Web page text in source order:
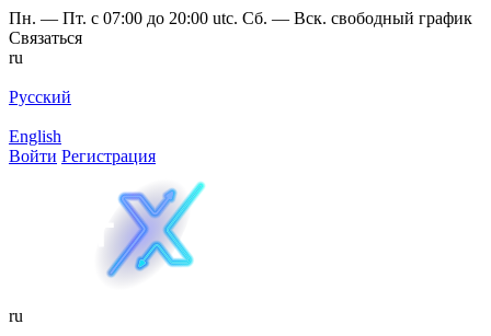
Пн. — Пт. с 07:00 до 20:00 utc. Сб. — Вск. свободный график
Связаться
ru
Русский
English
Войти Регистрация
ru